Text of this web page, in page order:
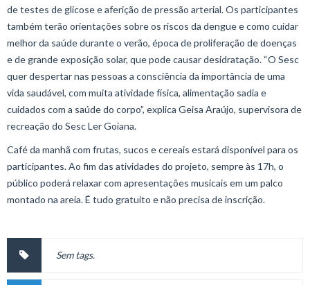
de testes de glicose e aferição de pressão arterial. Os participantes
também terão orientações sobre os riscos da dengue e como cuidar
melhor da saúde durante o verão, época de proliferação de doenças
e de grande exposição solar, que pode causar desidratação. “O Sesc
quer despertar nas pessoas a consciência da importância de uma
vida saudável, com muita atividade física, alimentação sadia e
cuidados com a saúde do corpo”, explica Geisa Araújo, supervisora de
recreação do Sesc Ler Goiana.
Café da manhã com frutas, sucos e cereais estará disponível para os
participantes. Ao fim das atividades do projeto, sempre às 17h, o
público poderá relaxar com apresentações musicais em um palco
montado na areia. É tudo gratuito e não precisa de inscrição.
Sem tags.